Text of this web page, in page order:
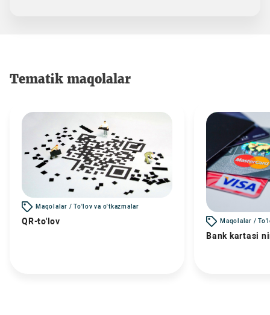
Tematik maqolalar
Maqolalar / To'lov va o'tkazmalar
QR-to'lov Maqolalar /
Bank kartasi